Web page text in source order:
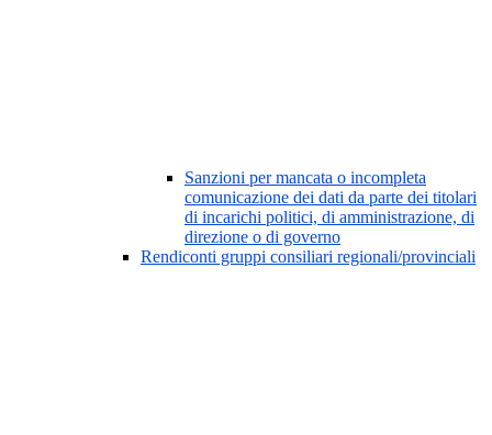
Sanzioni per mancata o incompleta
comunicazione dei dati da parte dei titolari
di incarichi politici, di amministrazione, di
direzione o di governo
Rendiconti gruppi consiliari regionali/provinciali